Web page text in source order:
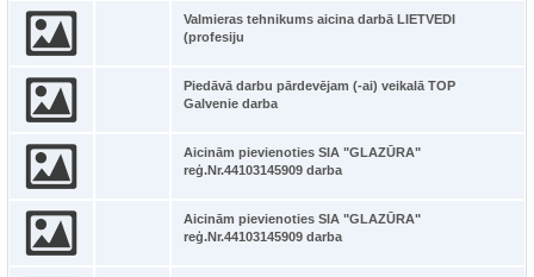
Valmieras tehnikums aicina darbā LIETVEDI
(profesiju
Piedāvā darbu pārdevējam (-ai) veikalā TOP
Galvenie darba
Aicinām pievienoties SIA "GLAZŪRA"
reģ.Nr.44103145909 darba
Aicinām pievienoties SIA "GLAZŪRA"
reģ.Nr.44103145909 darba